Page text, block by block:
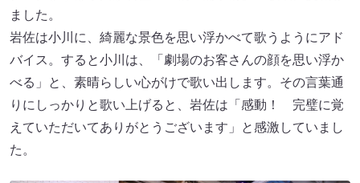
ました。
岩佐は小川に、綺麗な景色を思い浮かべて歌うようにアド
バイス。すると小川は、「劇場のお客さんの顔を思い浮か
べる」と、素晴らしい心がけで歌い出します。その言葉通
りにしっかりと歌い上げると、岩佐は「感動！ 完璧に覚
えていただいてありがとうございます」と感激していまし
た。